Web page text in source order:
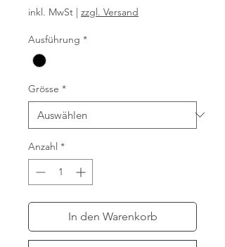
inkl. MwSt | zzgl. Versand
Ausführung *
Grösse *
Anzahl *
In den Warenkorb